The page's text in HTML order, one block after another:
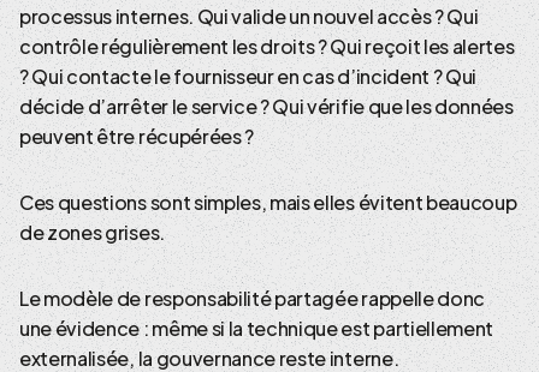
processus internes. Qui valide un nouvel accès ? Qui
contrôle régulièrement les droits ? Qui reçoit les alertes
? Qui contacte le fournisseur en cas d’incident ? Qui
décide d’arrêter le service ? Qui vérifie que les données
peuvent être récupérées ?
Ces questions sont simples, mais elles évitent beaucoup
de zones grises.
Le modèle de responsabilité partagée rappelle donc
une évidence : même si la technique est partiellement
externalisée, la gouvernance reste interne.